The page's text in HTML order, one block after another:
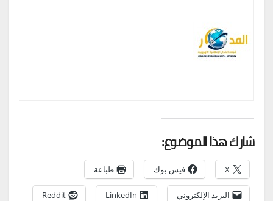
شارك هذا الموضوع:
X فيس بوك طباعة
البريد الإلكتروني LinkedIn
Reddit